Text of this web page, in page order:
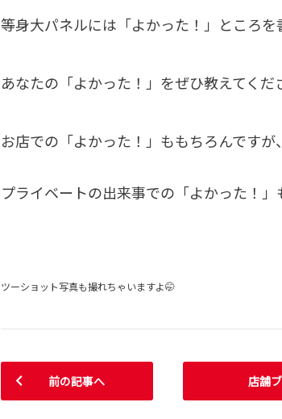
等身大パネルには「よかった！」ところ
あなたの「よかった！」をぜひ教えてくだ
お店での「よかった！」ももちろんですが、
プライベートの出来事での「よかった！」
ツーショット写真も撮れちゃいますよ🤭
前の記事へ 店舗